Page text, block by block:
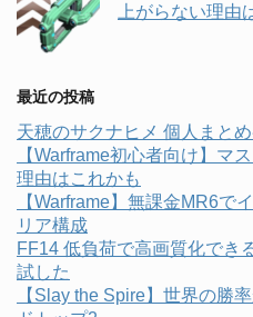
上がらない理由
最近の投稿
天穂のサクナヒメ 個人まと
【Warframe初心者向け】マ
理由はこれかも
【Warframe】無課金MR6で
リア構成
FF14 低負荷で高画質化でき
試した
【Slay the Spire】世界の勝